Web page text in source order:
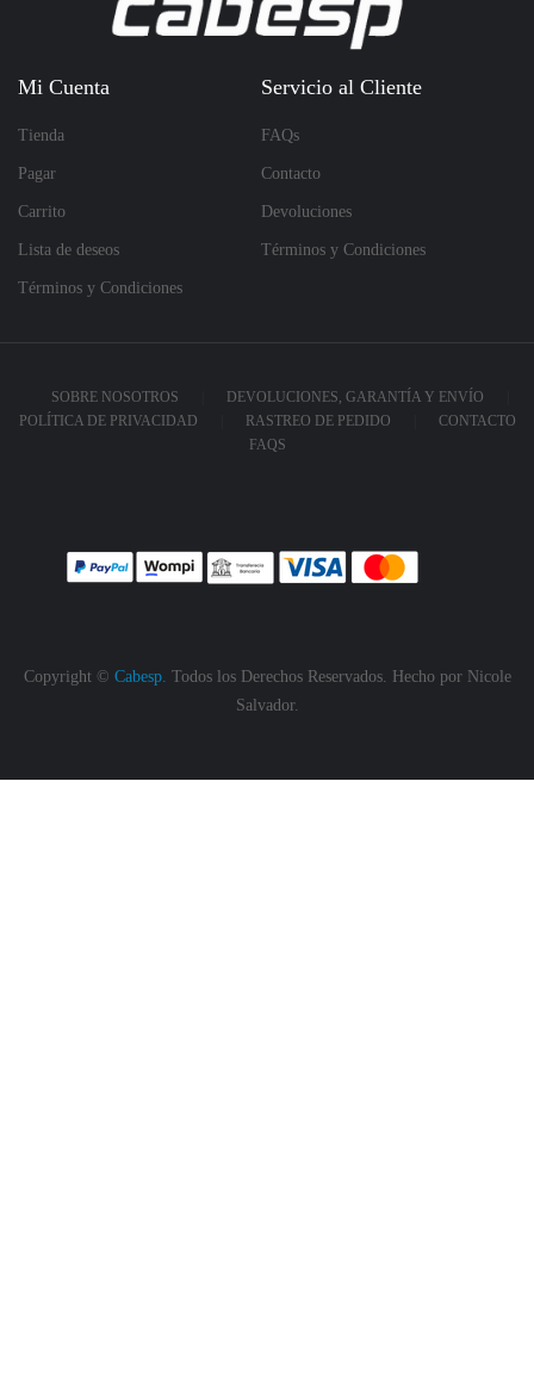
Mi Cuenta
Tienda
Pagar
Carrito
Lista de deseos
Términos y Condiciones
Servicio al Cliente
FAQs
Contacto
Devoluciones
Términos y Condiciones
SOBRE NOSOTROS
DEVOLUCIONES, GARANTÍA Y ENVÍO
POLÍTICA DE PRIVACIDAD
RASTREO DE PEDIDO
CONTACTO
FAQS
Copyright © Cabesp. Todos los Derechos Reservados. Hecho por Nicole
Salvador.